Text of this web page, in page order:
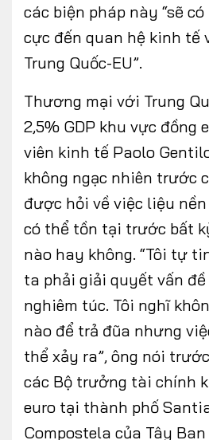
các biện pháp này “sẽ
cực đến quan hệ kinh tế
Trung Quốc-EU”.
Thương mại với Trung
2,5% GDP khu vực đồng
viên kinh tế Paolo
không ngạc nhiên trước
được hỏi về việc liệu
có thể tồn tại trước bất
nào hay không. “Tôi tự
ta phải giải quyết vấn
nghiêm túc. Tôi nghĩ
nào để trả đũa nhưng
thể xảy ra”, ông nói
các Bộ trưởng tài chính
euro tại thành phố
Compostela của Tây Ban